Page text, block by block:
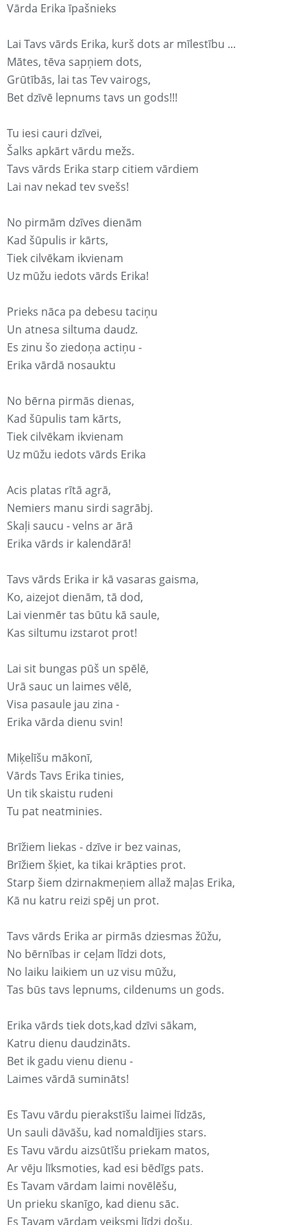
Vārda Erika īpašnieks
Lai Tavs vārds Erika, kurš dots ar mīlestību ...
Mātes, tēva sapņiem dots,
Grūtībās, lai tas Tev vairogs,
Bet dzīvē lepnums tavs un gods!!!
Tu iesi cauri dzīvei,
Šalks apkārt vārdu mežs.
Tavs vārds Erika starp citiem vārdiem
Lai nav nekad tev svešs!
No pirmām dzīves dienām
Kad šūpulis ir kārts,
Tiek cilvēkam ikvienam
Uz mūžu iedots vārds Erika!
Prieks nāca pa debesu taciņu
Un atnesa siltuma daudz.
Es zinu šo ziedoņa actiņu -
Erika vārdā nosauktu
No bērna pirmās dienas,
Kad šūpulis tam kārts,
Tiek cilvēkam ikvienam
Uz mūžu iedots vārds Erika
Acis platas rītā agrā,
Nemiers manu sirdi sagrābj.
Skaļi saucu - velns ar ārā
Erika vārds ir kalendārā!
Tavs vārds Erika ir kā vasaras gaisma,
Ko, aizejot dienām, tā dod,
Lai vienmēr tas būtu kā saule,
Kas siltumu izstarot prot!
Lai sit bungas pūš un spēlē,
Urā sauc un laimes vēlē,
Visa pasaule jau zina -
Erika vārda dienu svin!
Miķelīšu mākonī,
Vārds Tavs Erika tinies,
Un tik skaistu rudeni
Tu pat neatminies.
Brīžiem liekas - dzīve ir bez vainas,
Brīžiem šķiet, ka tikai krāpties prot.
Starp šiem dzirnakmeņiem allaž maļas Erika,
Kā nu katru reizi spēj un prot.
Tavs vārds Erika ar pirmās dziesmas žūžu,
No bērnības ir ceļam līdzi dots,
No laiku laikiem un uz visu mūžu,
Tas būs tavs lepnums, cildenums un gods.
Erika vārds tiek dots,kad dzīvi sākam,
Katru dienu daudzināts.
Bet ik gadu vienu dienu -
Laimes vārdā sumināts!
Es Tavu vārdu pierakstīšu laimei līdzās,
Un sauli dāvāšu, kad nomaldījies stars.
Es Tavu vārdu aizsūtīšu priekam matos,
Ar vēju līksmoties, kad esi bēdīgs pats.
Es Tavam vārdam laimi novēlēšu,
Un prieku skanīgo, kad dienu sāc.
Es Tavam vārdam veiksmi līdzi došu,